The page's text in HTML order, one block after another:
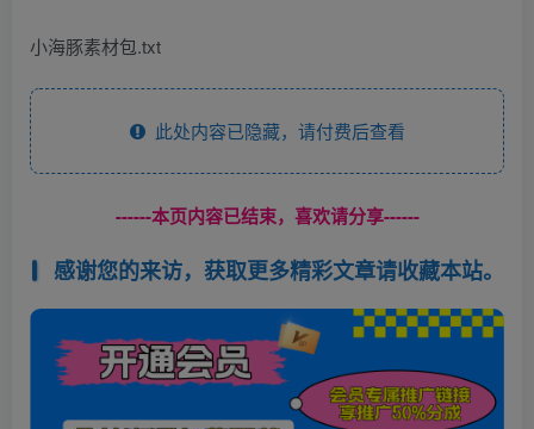
小海豚素材包.txt
此处内容已隐藏，请付费后查看
------本页内容已结束，喜欢请分享------
感谢您的来访，获取更多精彩文章请收藏本站。